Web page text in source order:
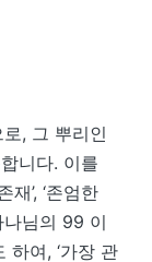
재’, ‘존엄한
나님의 99 이
하여, ‘가장 관